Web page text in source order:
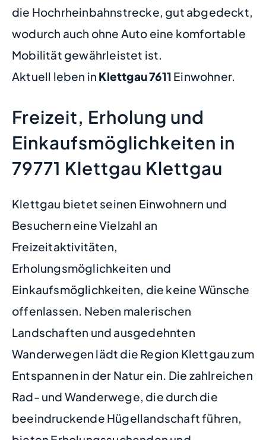
die Hochrheinbahnstrecke, gut abgedeckt,
wodurch auch ohne Auto eine komfortable
Mobilität gewährleistet ist.
Aktuell leben in Klettgau7611 Einwohner.
Freizeit, Erholung und
Einkaufsmöglichkeiten in
79771 Klettgau Klettgau
Klettgau bietet seinen Einwohnern und
Besuchern eine Vielzahl an
Freizeitaktivitäten,
Erholungsmöglichkeiten und
Einkaufsmöglichkeiten, die keine Wünsche
offenlassen. Neben malerischen
Landschaften und ausgedehnten
Wanderwegen lädt die Region Klettgau zum
Entspannen in der Natur ein. Die zahlreichen
Rad- und Wanderwege, die durch die
beeindruckende Hügellandschaft führen,